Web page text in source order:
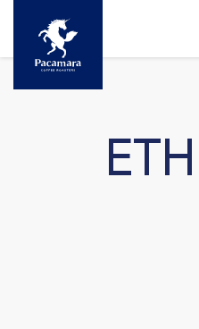
ข้ามไปยังเนื้อหาหลัก